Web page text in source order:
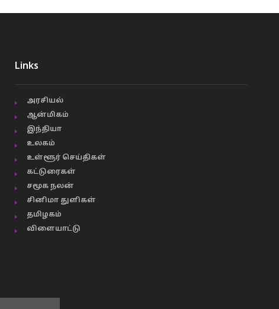
Links
அரசியல்
ஆன்மிகம்
இந்தியா
உலகம்
உள்ளூர் செய்திகள்
கட்டுரைகள்
சமூக நலன்
சினிமா துளிகள்
தமிழகம்
விளையாட்டு